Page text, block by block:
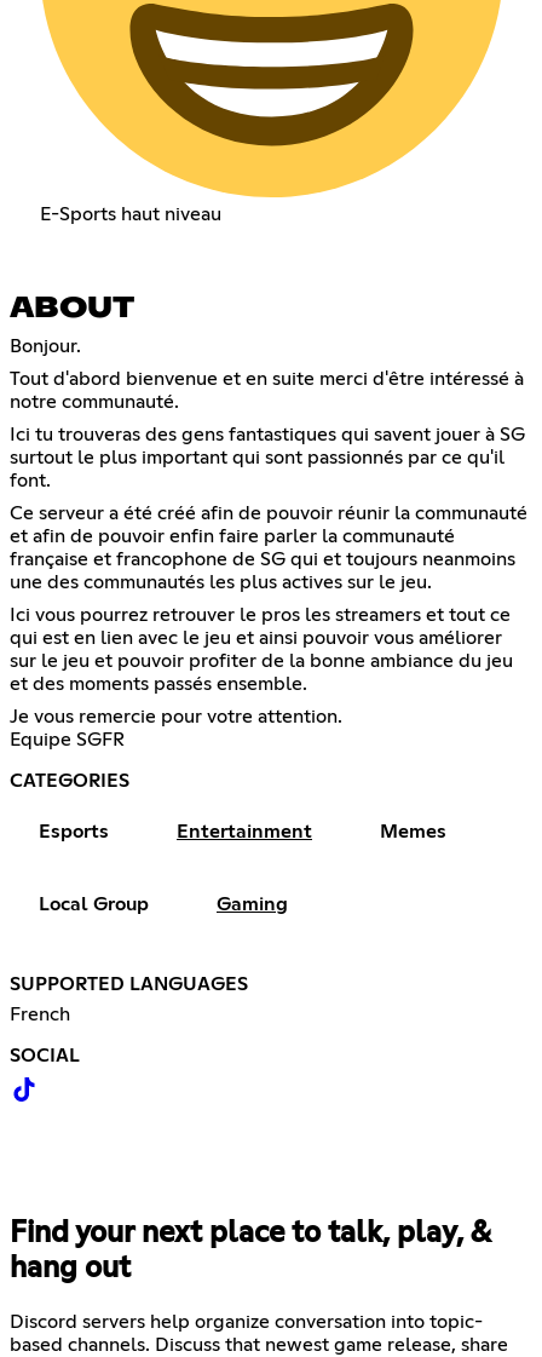
E-Sports haut niveau
ABOUT
Bonjour.
Tout d'abord bienvenue et en suite merci d'être intéressé à
notre communauté.
Ici tu trouveras des gens fantastiques qui savent jouer à SG
surtout le plus important qui sont passionnés par ce qu'il
font.
Ce serveur a été créé afin de pouvoir réunir la communauté
et afin de pouvoir enfin faire parler la communauté
française et francophone de SG qui et toujours neanmoins
une des communautés les plus actives sur le jeu.
Ici vous pourrez retrouver le pros les streamers et tout ce
qui est en lien avec le jeu et ainsi pouvoir vous améliorer
sur le jeu et pouvoir profiter de la bonne ambiance du jeu
et des moments passés ensemble.
Je vous remercie pour votre attention.
Equipe SGFR
CATEGORIES
Esports Entertainment Memes
Local Group Gaming
SUPPORTED LANGUAGES
French
SOCIAL
Find your next place to talk, play, &
hang out
Discord servers help organize conversation into topic-
based channels. Discuss that newest game release, share